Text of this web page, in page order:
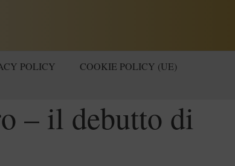
POLICY COOKIE POLICY (UE)
– il debutto di